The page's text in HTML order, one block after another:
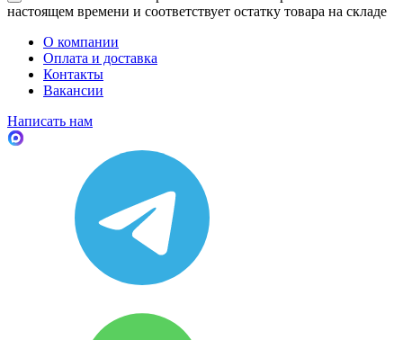
настоящем времени и соответствует остатку товара на складе
О компании
Оплата и доставка
Контакты
Вакансии
Написать нам